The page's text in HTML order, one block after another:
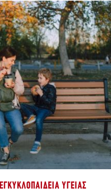
ΕΓΚΥΚΛΟΠΑΊΔΕΙΑ ΥΓΕΊΑΣ